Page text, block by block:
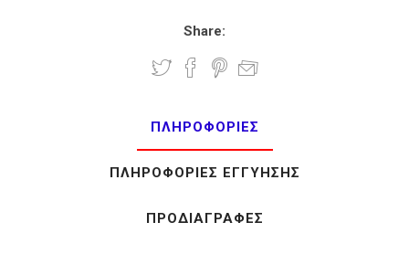
Share:
ΠΛΗΡΟΦΟΡΊΕΣ
ΠΛΗΡΟΦΟΡΊΕΣ ΕΓΓΎΗΣΗΣ
ΠΡΟΔΙΑΓΡΑΦΈΣ